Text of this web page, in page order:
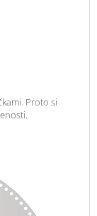
Proto si